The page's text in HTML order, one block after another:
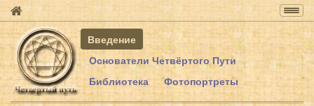
Введение
Основатели Четвёртого Пути
Библиотека
Фотопортреты